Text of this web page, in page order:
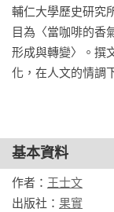
撼世界的咖啡文化
本書特色：
◆ 圖文並茂，配有
政治等等層面。
輔仁大學歷史研究
目為〈當咖啡的香
形成與轉變〉。撰
化，在人文的情調
基本資料
作者： 王士文
出版社： 果實